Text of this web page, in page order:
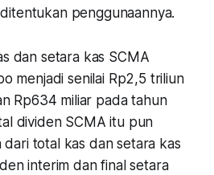
penggunaannya.
dan setara kas SCMA
menjadi senilai Rp2,5 triliun
Rp634 miliar pada tahun
dividen SCMA itu pun
total kas dan setara kas
interim dan final setara